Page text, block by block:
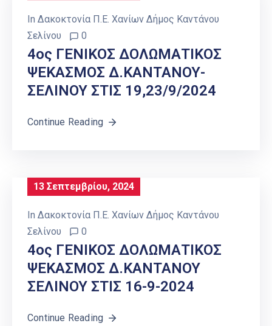
In Δακοκτονία Π.Ε. Χανίων Δήμος Καντάνου
Σελίνου
0
4ος ΓΕΝΙΚΟΣ ΔΟΛΩΜΑΤΙΚΟΣ
ΨΕΚΑΣΜΟΣ Δ.ΚΑΝΤΑΝΟΥ-
ΣΕΛΙΝΟΥ ΣΤΙΣ 19,23/9/2024
Continue Reading
13 Σεπτεμβρίου, 2024
In Δακοκτονία Π.Ε. Χανίων Δήμος Καντάνου
Σελίνου
0
4ος ΓΕΝΙΚΟΣ ΔΟΛΩΜΑΤΙΚΟΣ
ΨΕΚΑΣΜΟΣ Δ.ΚΑΝΤΑΝΟΥ
ΣΕΛΙΝΟΥ ΣΤΙΣ 16-9-2024
Continue Reading